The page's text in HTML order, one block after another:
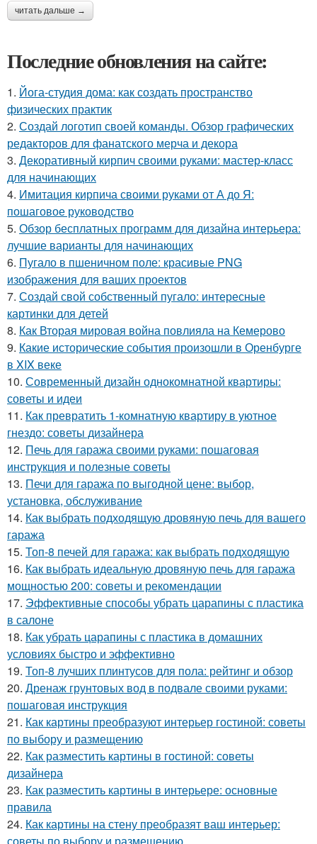
читать дальше →
Последние обновления на сайте:
1. Йога-студия дома: как создать пространство
физических практик
2. Создай логотип своей команды. Обзор графических
редакторов для фанатского мерча и декора
3. Декоративный кирпич своими руками: мастер-класс
для начинающих
4. Имитация кирпича своими руками от А до Я:
пошаговое руководство
5. Обзор бесплатных программ для дизайна интерьера:
лучшие варианты для начинающих
6. Пугало в пшеничном поле: красивые PNG
изображения для ваших проектов
7. Создай свой собственный пугало: интересные
картинки для детей
8. Как Вторая мировая война повлияла на Кемерово
9. Какие исторические события произошли в Оренбурге
в XIX веке
10. Современный дизайн однокомнатной квартиры:
советы и идеи
11. Как превратить 1-комнатную квартиру в уютное
гнездо: советы дизайнера
12. Печь для гаража своими руками: пошаговая
инструкция и полезные советы
13. Печи для гаража по выгодной цене: выбор,
установка, обслуживание
14. Как выбрать подходящую дровяную печь для вашего
гаража
15. Топ-8 печей для гаража: как выбрать подходящую
16. Как выбрать идеальную дровяную печь для гаража
мощностью 200: советы и рекомендации
17. Эффективные способы убрать царапины с пластика
в салоне
18. Как убрать царапины с пластика в домашних
условиях быстро и эффективно
19. Топ-8 лучших плинтусов для пола: рейтинг и обзор
20. Дренаж грунтовых вод в подвале своими руками:
пошаговая инструкция
21. Как картины преобразуют интерьер гостиной: советы
по выбору и размещению
22. Как разместить картины в гостиной: советы
дизайнера
23. Как разместить картины в интерьере: основные
правила
24. Как картины на стену преобразят ваш интерьер:
советы по выбору и размещению